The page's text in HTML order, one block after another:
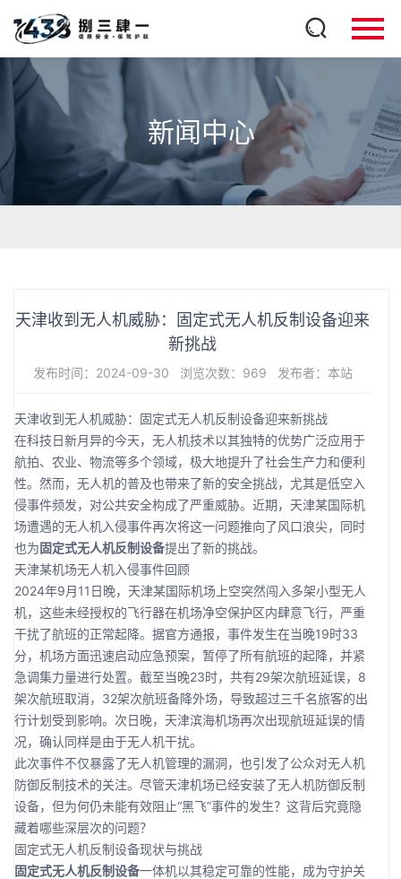
新闻中心
天津收到无人机威胁：固定式无人机反制设备迎来
新挑战
发布时间：2024-09-30 浏览次数：969 发布者：本站
天津收到无人机威胁：固定式无人机反制设备迎来新挑战
在科技日新月异的今天，无人机技术以其独特的优势广泛应用于
航拍、农业、物流等多个领域，极大地提升了社会生产力和便利
性。然而，无人机的普及也带来了新的安全挑战，尤其是低空入
侵事件频发，对公共安全构成了严重威胁。近期，天津某国际机
场遭遇的无人机入侵事件再次将这一问题推向了风口浪尖，同时
也为固定式无人机反制设备提出了新的挑战。
天津某机场无人机入侵事件回顾
2024年9月11日晚，天津某国际机场上空突然闯入多架小型无人
机，这些未经授权的飞行器在机场净空保护区内肆意飞行，严重
干扰了航班的正常起降。据官方通报，事件发生在当晚19时33
分，机场方面迅速启动应急预案，暂停了所有航班的起降，并紧
急调集力量进行处置。截至当晚23时，共有29架次航班延误，8
架次航班取消，32架次航班备降外场，导致超过三千名旅客的出
行计划受到影响。次日晚，天津滨海机场再次出现航班延误的情
况，确认同样是由于无人机干扰。
此次事件不仅暴露了无人机管理的漏洞，也引发了公众对无人机
防御反制技术的关注。尽管天津机场已经安装了无人机防御反制
设备，但为何仍未能有效阻止“黑飞”事件的发生？这背后究竟隐
藏着哪些深层次的问题？
固定式无人机反制设备现状与挑战
固定式无人机反制设备一体机以其稳定可靠的性能，成为守护关